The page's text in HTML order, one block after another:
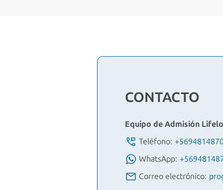
CONTACTO
Equipo de Admisión
Teléfono:
WhatsApp:
Correo electrónico: